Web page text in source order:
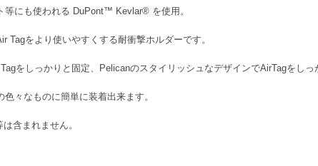
等にも使われる DuPont™ Kevlar® を使用。
Tagをより使いやすくする耐衝撃ホルダーです。
をしっかりと固定、PelicanのスタイリッシュなデザインでAirTagをしっ
々なものに簡単に装着出来ます。
含まれません。